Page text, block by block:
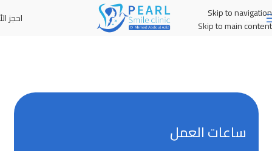
Skip to navigation
Skip to main content
MENU احجز
ساعات العمل